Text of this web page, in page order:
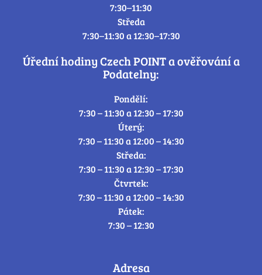
7:30–11:30
Středa
7:30–11:30 a 12:30–17:30
Úřední hodiny Czech POINT a ověřování a
Podatelny:
Pondělí:
7:30 – 11:30 a 12:30 – 17:30
Úterý:
7:30 – 11:30 a 12:00 – 14:30
Středa:
7:30 – 11:30 a 12:30 – 17:30
Čtvrtek:
7:30 – 11:30 a 12:00 – 14:30
Pátek:
7:30 – 12:30
Adresa